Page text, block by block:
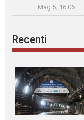
Mag 5, 16:06
Recenti